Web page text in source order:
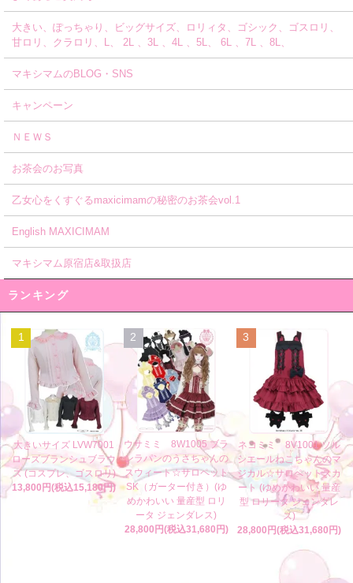
大きい、ぽっちゃり、ビッグサイズ、ロリィタ、ゴシック、ゴスロリ、
甘ロリ、クラロリ、L、 2L 、3L 、4L 、5L、 6L 、7L 、8L、
マキシマムのBLOG・SNS
キャンペーン
ＮＥＷＳ
お茶会のお写真
乙女心をくすぐるmaxicimamの秘密のお茶会vol.1
English MAXICIMAM
マキシマム原宿店&取扱店
ランキング
1
大きいサイズ LVW7001
ローズブランシュブラウ
ス (コスプレ、ゴスロリ)
13,800円(税込15,180円)
2
ウサミミ 8W1005 ブラ
ンラパンのうさちゃんの
スウィート☆サロペット
SK（ガーター付き）(ゆ
めかわいい 量産型 ロリ
ータ ジェンダレス)
28,800円(税込31,680円)
3
ネコミミ 8V1001 ソル
シエールねこちゃんのマ
ジカル☆サロペットスカ
ート (ゆめかわいい 量産
型 ロリータ ジェンダレ
ス)
28,800円(税込31,680円)